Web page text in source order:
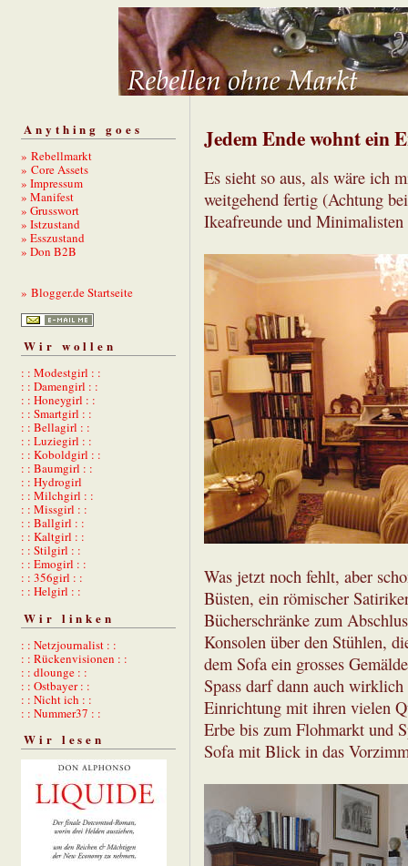
Anything goes
» Rebellmarkt
» Core Assets
» Impressum
» Manifest
» Grusswort
» Istzustand
» Esszustand
» Don B2B
» Blogger.de Startseite
Wir wollen
: : Modestgirl : :
: : Damengirl : :
: : Honeygirl : :
: : Smartgirl : :
: : Bellagirl : :
: : Luziegirl : :
: : Koboldgirl : :
: : Baumgirl : :
: : Hydrogirl
: : Milchgirl : :
: : Missgirl : :
: : Ballgirl : :
: : Kaltgirl : :
: : Stilgirl : :
: : Emogirl : :
: : 356girl : :
: : Helgirl : :
Wir linken
: : Netzjournalist : :
: : Rückenvisionen : :
: : dlounge : :
: : Ostbayer : :
: : Nicht ich : :
: : Nummer37 : :
Wir lesen
Jedem Ende wohnt ein
Es sieht so aus, als wäre ich
weitgehend fertig (Achtung
Ikeafreunde und
Was jetzt noch fehlt, aber
Büsten, ein römischer
Bücherschränke zum
Konsolen über den Stühlen,
dem Sofa ein grosses
Spass darf dann auch
Einrichtung mit ihren vielen
Erbe bis zum Flohmarkt und
Sofa mit Blick in das